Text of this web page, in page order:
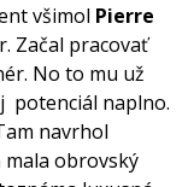
všimol Pierre
Začal pracovať
No to mu už
potenciál naplno.
navrhol
obrovský